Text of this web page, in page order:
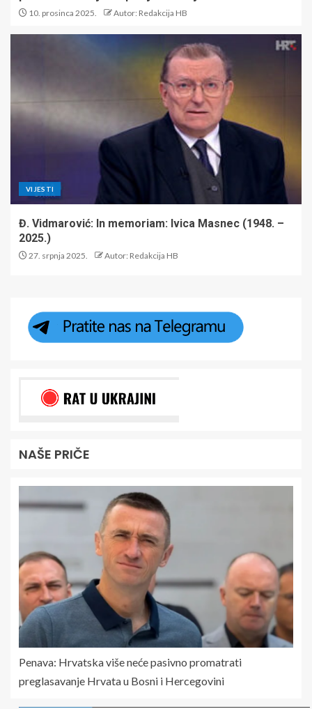
10. prosinca 2025. Autor: Redakcija HB
VIJESTI
Đ. Vidmarović: In memoriam: Ivica Masnec (1948. –
2025.)
27. srpnja 2025. Autor: Redakcija HB
NAŠE PRIČE
Penava: Hrvatska više neće pasivno promatrati
preglasavanje Hrvata u Bosni i Hercegovini